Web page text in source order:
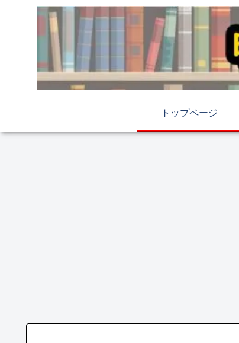
トップページ